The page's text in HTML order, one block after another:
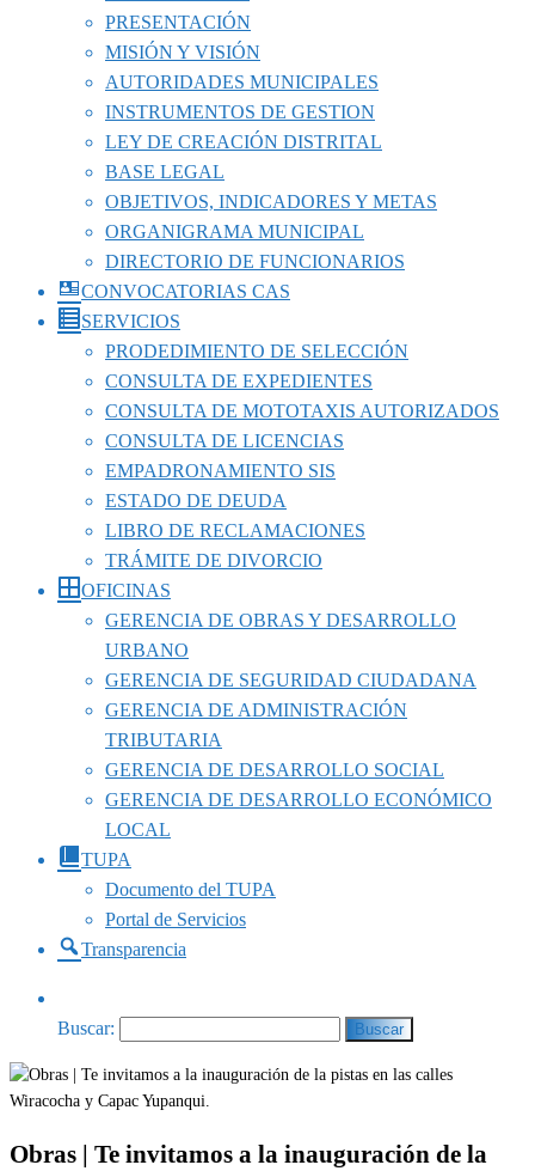
PRESENTACIÓN
MISIÓN Y VISIÓN
AUTORIDADES MUNICIPALES
INSTRUMENTOS DE GESTION
LEY DE CREACIÓN DISTRITAL
BASE LEGAL
OBJETIVOS, INDICADORES Y METAS
ORGANIGRAMA MUNICIPAL
DIRECTORIO DE FUNCIONARIOS
CONVOCATORIAS CAS
SERVICIOS
PRODEDIMIENTO DE SELECCIÓN
CONSULTA DE EXPEDIENTES
CONSULTA DE MOTOTAXIS AUTORIZADOS
CONSULTA DE LICENCIAS
EMPADRONAMIENTO SIS
ESTADO DE DEUDA
LIBRO DE RECLAMACIONES
TRÁMITE DE DIVORCIO
OFICINAS
GERENCIA DE OBRAS Y DESARROLLO
URBANO
GERENCIA DE SEGURIDAD CIUDADANA
GERENCIA DE ADMINISTRACIÓN
TRIBUTARIA
GERENCIA DE DESARROLLO SOCIAL
GERENCIA DE DESARROLLO ECONÓMICO
LOCAL
TUPA
Documento del TUPA
Portal de Servicios
Transparencia
Buscar:
Obras | Te invitamos a la inauguración de la